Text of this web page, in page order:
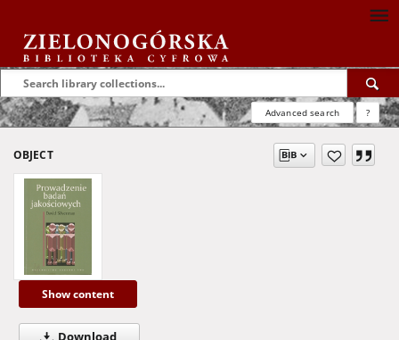
Advanced search ?
OBJECT
Show content
Download